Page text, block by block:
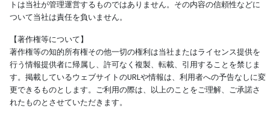
トは当社が管理運営するものではありません。その内容の信頼性などに
ついて当社は責任を負いません。
【著作権等について】
著作権等の知的所有権その他一切の権利は当社またはライセンス提供を
行う情報提供者に帰属し、許可なく複製、転載、引用することを禁じま
す。掲載しているウェブサイトのURLや情報は、利用者への予告なしに変
更できるものとします。ご利用の際は、以上のことをご理解、ご承諾さ
れたものとさせていただきます。